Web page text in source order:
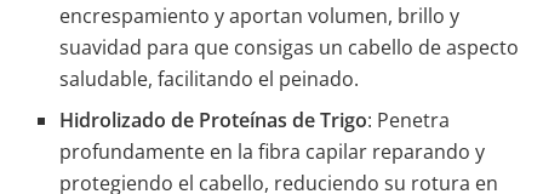
encrespamiento y aportan volumen, brillo y
suavidad para que consigas un cabello de aspecto
saludable, facilitando el peinado.
Hidrolizado de Proteínas de Trigo: Penetra
profundamente en la fibra capilar reparando y
protegiendo el cabello, reduciendo su rotura en